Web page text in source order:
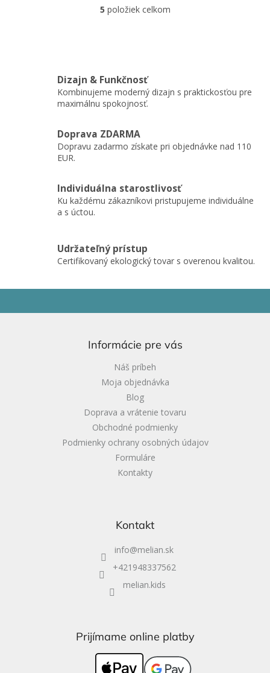
drevené mašinky a 9
O
c
i
e
r
v
k
ý
p
5 položiek celkom
Dizajn & Funkčnosť
Kombinujeme moderný dizajn s praktickosťou pre
maximálnu spokojnosť.
Doprava ZDARMA
Dopravu zadarmo získate pri objednávke nad 110
EUR.
Individuálna starostlivosť
Ku každému zákazníkovi pristupujeme individuálne
a s úctou.
Udržateľný prístup
Certifikovaný ekologický tovar s overenou kvalitou.
Informácie pre vás
Náš príbeh
Moja objednávka
Blog
Doprava a vrátenie tovaru
Obchodné podmienky
Podmienky ochrany osobných údajov
Formuláre
Kontakty
Kontakt
info@melian.sk
+421948337562
melian.kids
Prijímame online platby